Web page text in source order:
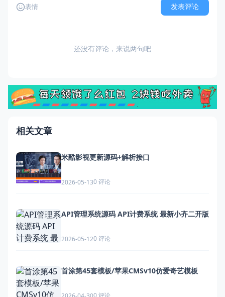
表情 发表评论
还没有评论，来说两句吧
相关文章
米酷影视更新源码+解析接口
2026-05-130 评论
API管理系统源码 API计费系统 最新小齐二开版
2026-05-120 评论
首涂第45套模板/苹果CMSv10仿爱奇艺模板